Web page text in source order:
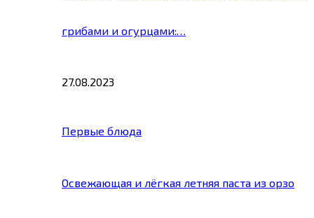
грибами и огурцами:…
27.08.2023
Первые блюда
Освежающая и лёгкая летняя паста из орзо